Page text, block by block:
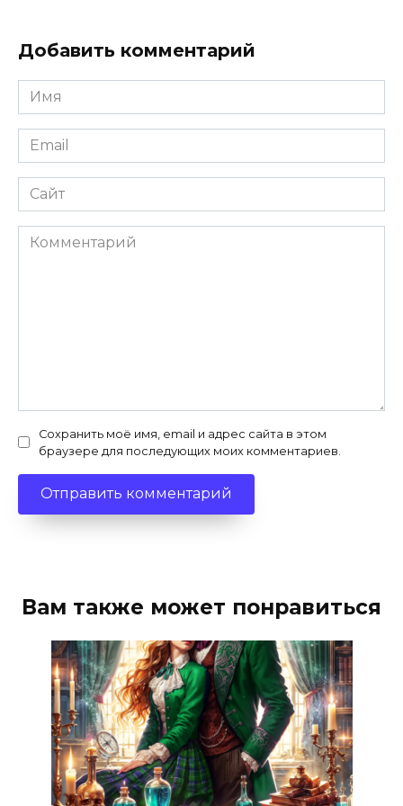
Добавить комментарий
Имя
*
Email
*
Сайт
Комментарий
Сохранить моё имя, email и адрес сайта в этом
браузере для последующих моих комментариев.
Вам также может понравиться